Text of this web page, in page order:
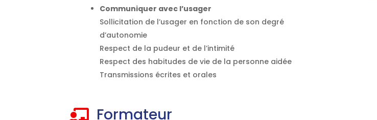
Communiquer avec l’usager
Sollicitation de l’usager en fonction de son degré
d’autonomie
Respect de la pudeur et de l’intimité
Respect des habitudes de vie de la personne aidée
Transmissions écrites et orales
 Formateur